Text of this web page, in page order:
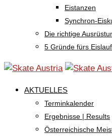
Eistanzen
Synchron-
Die richtige
5 Gründe fürs
AKTUELLES
Terminkalender
Ergebnisse | Results
Österreichische